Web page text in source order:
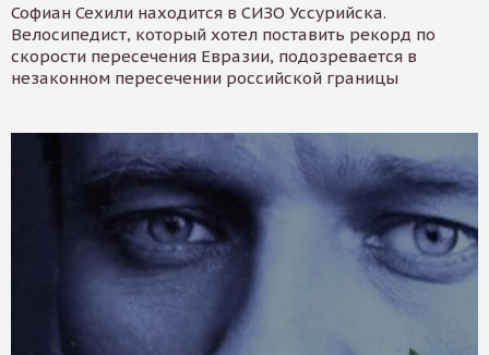
Софиан Сехили находится в СИЗО Уссурийска.
Велосипедист, который хотел поставить рекорд по
скорости пересечения Евразии, подозревается в
незаконном пересечении российской границы